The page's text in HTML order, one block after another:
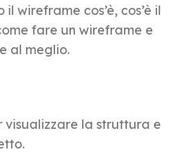
wireframe cos’è, cos’è il
fare un wireframe e
al meglio.
la struttura e